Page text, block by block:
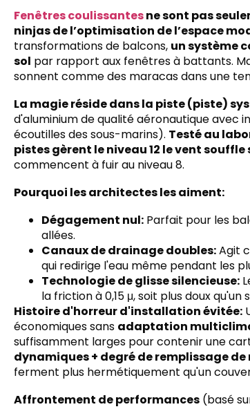
Fenêtres coulissantesne sont pas
ninjas de l’optimisation de l’espace
transformations de balcons, un système
sol par rapport aux fenêtres à battants.
sonnent comme des maracas dans une
La magie réside dans la piste (piste)
d'aluminium de qualité aéronautique avec
écoutilles des sous-marins). Testé au
pistes gèrent le niveau 12 le vent
commencent à fuir au niveau 8.
Pourquoi les architectes les aiment:
Dégagement nul: Parfait pour les
allées.
Canaux de drainage doubles:Agit
qui redirige l'eau même pendant les
Technologie de glisse silencieuse:
la friction à 0,15 μ, soit plus doux
Histoire d'horreur d'installation évitée:
économiques sans adaptation
suffisamment larges pour contenir une
dynamiques + degré de remplissage de
ferment plus hermétiquement qu'un
Affrontement de performances (basé